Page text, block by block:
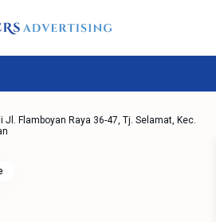
Flamboyan Raya 36-47, Tj. Selamat, Kec.